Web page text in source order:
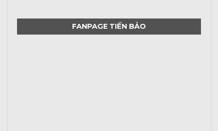
FANPAGE TIẾN BẢO